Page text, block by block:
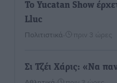
Το Yucatan Show
Lluc
Πολιτιστικά πριν 3 ώρες
Σι Τζέι Χάρις: «Να